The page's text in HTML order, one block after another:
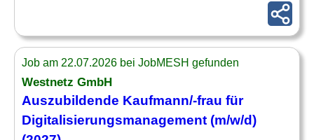
Job am 22.07.2026 bei JobMESH gefunden
Westnetz GmbH
Auszubildende Kaufmann/-frau für
Digitalisierungsmanagement (m/w/d)